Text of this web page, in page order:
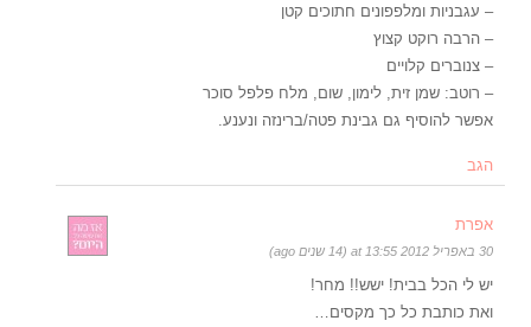
– עגבניות ומלפפונים חתוכים קטן
– הרבה רוקט קצוץ
– צנוברים קלויים
– רוטב: שמן זית, לימון, שום, מלח פלפל סוכר
אפשר להוסיף גם גבינת פטה/ברינזה ונענע.
הגב
אפרת
30 באפריל 2012 at 13:55 (14 שנים ago)
יש לי הכל בבית! ישש!! מחר!
ואת כותבת כל כך מקסים…